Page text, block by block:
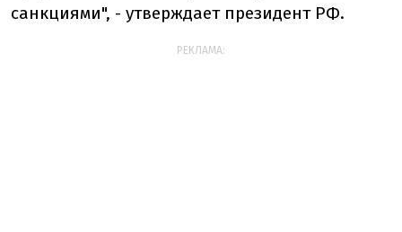
санкциями", - утверждает президент РФ.
РЕКЛАМА: